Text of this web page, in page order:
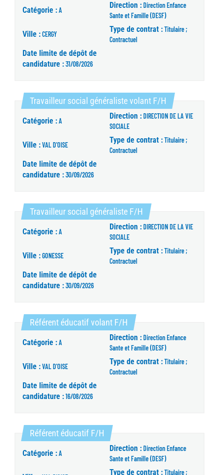
Catégorie :A
Direction :Direction Enfance
Sante et Famille (DESF)
Ville :CERGY
Type de contrat :Titulaire ;
Contractuel
Date limite de dépôt de
candidature :31/08/2026
Travailleur social généraliste volant F/H (Nouvelle
Catégorie :A
Direction :DIRECTION DE LA VIE
SOCIALE
Ville :VAL D'OISE
Type de contrat :Titulaire ;
Contractuel
Date limite de dépôt de
candidature :30/09/2026
Travailleur social généraliste F/H (Nouvelle fenêtre)
Catégorie :A
Direction :DIRECTION DE LA VIE
SOCIALE
Ville :GONESSE
Type de contrat :Titulaire ;
Contractuel
Date limite de dépôt de
candidature :30/09/2026
Référent éducatif volant F/H (Nouvelle fenêtre)
Catégorie :A
Direction :Direction Enfance
Sante et Famille (DESF)
Ville :VAL D'OISE
Type de contrat :Titulaire ;
Contractuel
Date limite de dépôt de
candidature :16/08/2026
Référent éducatif F/H (Nouvelle fenêtre)
Catégorie :A
Direction :Direction Enfance
Sante et Famille (DESF)
Type de contrat :Titulaire ;